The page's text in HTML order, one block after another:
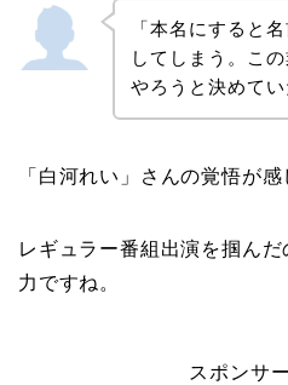
「本名にすると
してしまう。こ
やろうと決めてい
「白河れい」さんの覚悟が感
レギュラー番組出演を掴ん
力ですね。
スポンサ